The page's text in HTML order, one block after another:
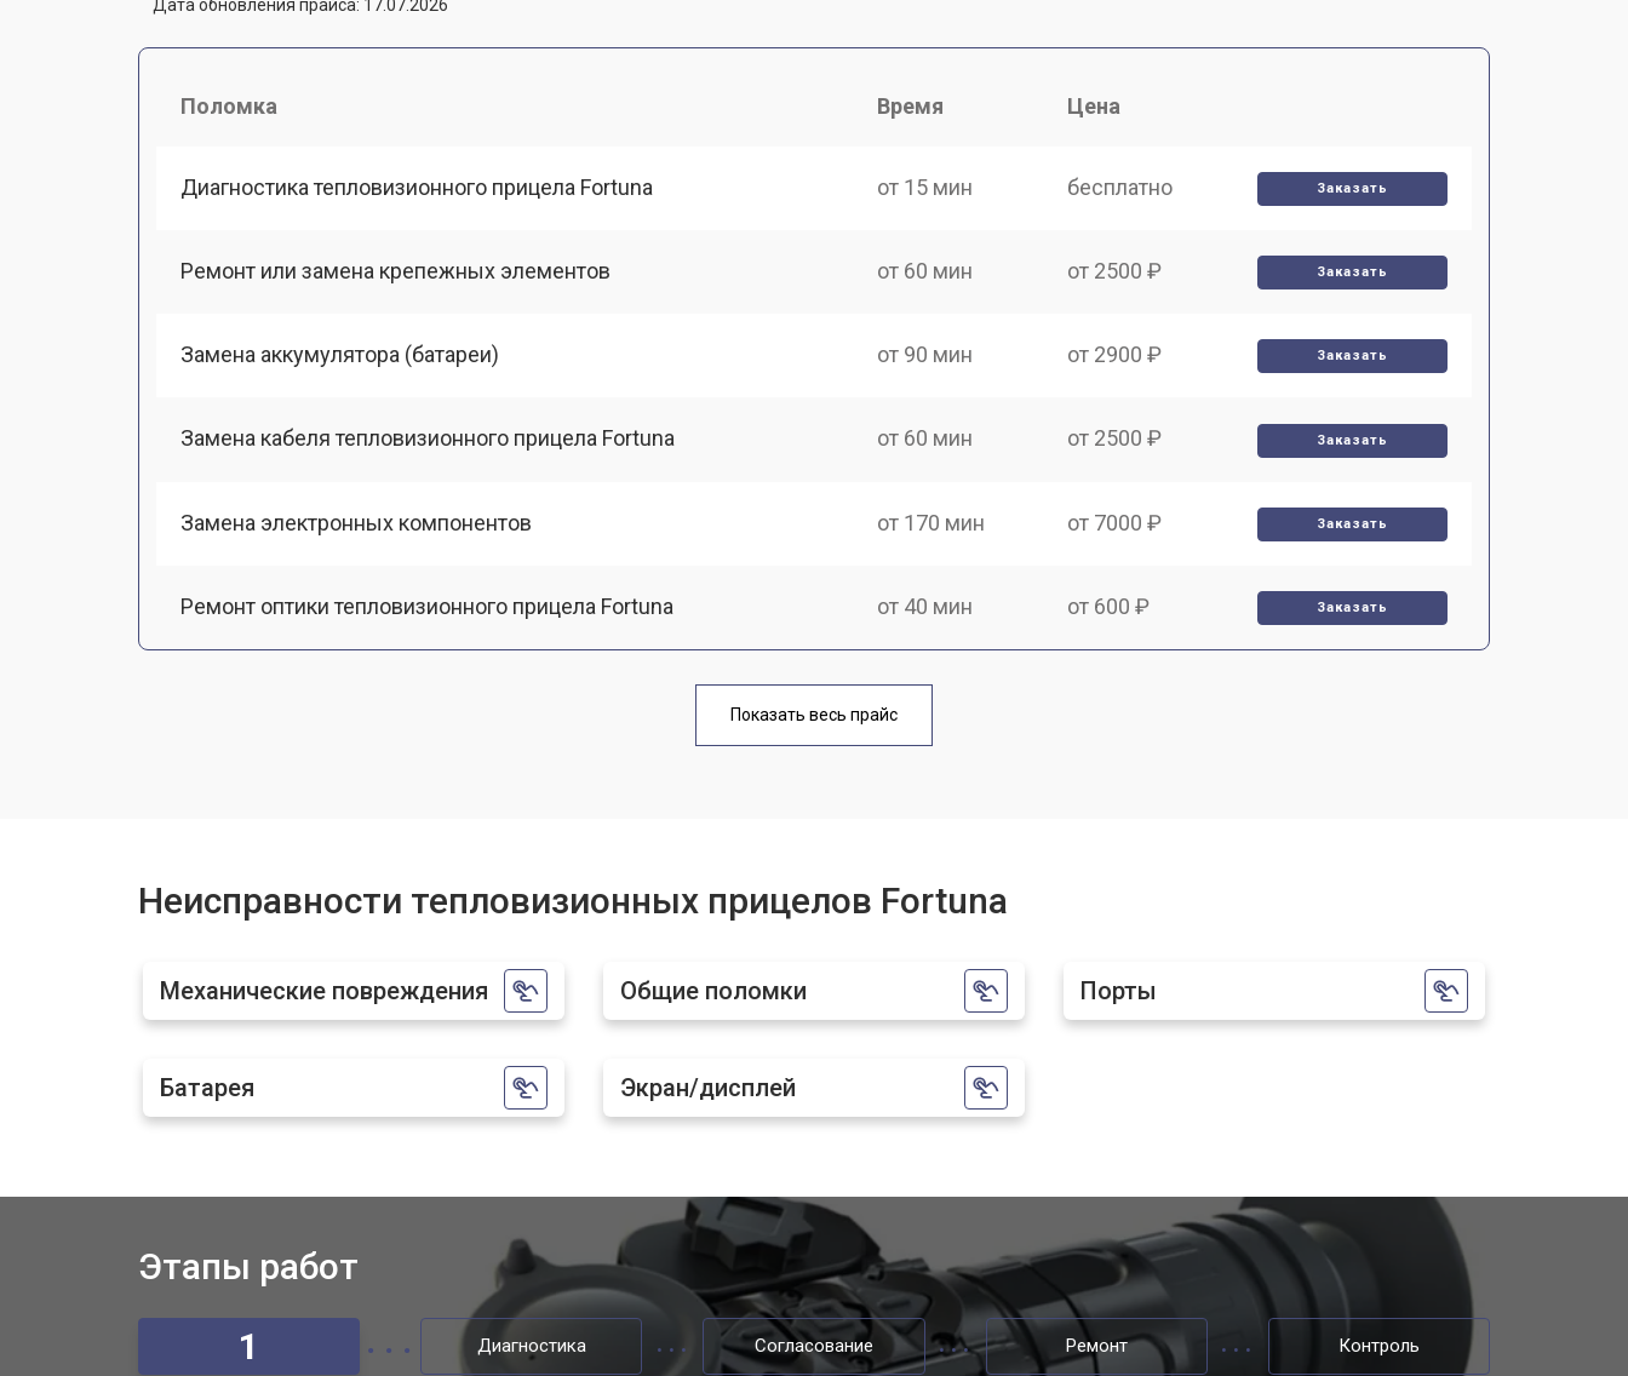
Дата обновления прайса: 17.07.2026
Поломка Время Цена
Диагностика тепловизионного прицела Fortuna от 15 мин бесплатно Заказать
Ремонт или замена крепежных элементов от 60 мин от 2500 ₽ Заказать
Замена аккумулятора (батареи) от 90 мин от 2900 ₽ Заказать
Замена кабеля тепловизионного прицела Fortuna от 60 мин от 2500 ₽ Заказать
Замена электронных компонентов от 170 мин от 7000 ₽ Заказать
Ремонт оптики тепловизионного прицела Fortuna от 40 мин от 600 ₽ Заказать
от 170 мин
Ремонт или замена детектора от 60 мин от 10000 ₽ Заказать
Показать весь прайс
Неисправности тепловизионных прицелов Fortuna
Механические повреждения Общие поломки Порты
Батарея Экран/дисплей
Этапы работ
1
Диагностика Согласование Ремонт Контроль